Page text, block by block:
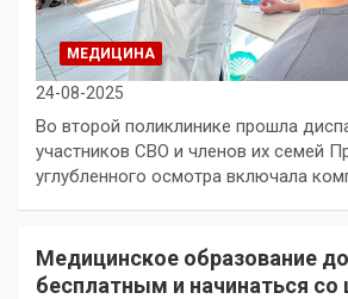
МЕДИЦИНА
24-08-2025
Во второй поликлинике прошла
участников СВО и членов их семей
углубленного осмотра включала
Медицинское образование
бесплатным и начинаться